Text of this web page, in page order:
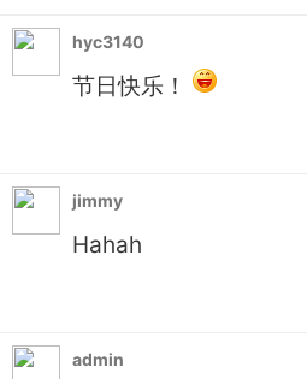
hyc3140
节日快乐！
jimmy
Hahah
admin